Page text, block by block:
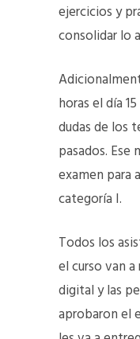
ejercicios y
consolidar lo
horas el día
dudas de los
pasados. Ese
examen para
categoría I.
Todos los
el curso van
digital y las
aprobaron el